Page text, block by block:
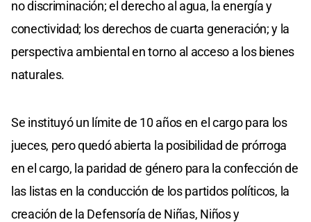
no discriminación; el derecho al agua, la energía y
conectividad; los derechos de cuarta generación; y la
perspectiva ambiental en torno al acceso a los bienes
naturales.
Se instituyó un límite de 10 años en el cargo para los
jueces, pero quedó abierta la posibilidad de prórroga
en el cargo, la paridad de género para la confección de
las listas en la conducción de los partidos políticos, la
creación de la Defensoría de Niñas, Niños y